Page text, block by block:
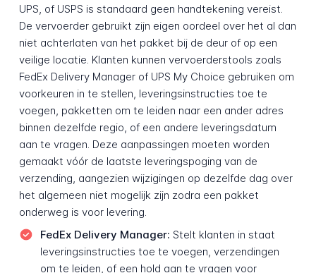
UPS, of USPS is standaard geen handtekening vereist.
De vervoerder gebruikt zijn eigen oordeel over het al dan
niet achterlaten van het pakket bij de deur of op een
veilige locatie. Klanten kunnen vervoerderstools zoals
FedEx Delivery Manager of UPS My Choice gebruiken om
voorkeuren in te stellen, leveringsinstructies toe te
voegen, pakketten om te leiden naar een ander adres
binnen dezelfde regio, of een andere leveringsdatum
aan te vragen. Deze aanpassingen moeten worden
gemaakt vóór de laatste leveringspoging van de
verzending, aangezien wijzigingen op dezelfde dag over
het algemeen niet mogelijk zijn zodra een pakket
onderweg is voor levering.
FedEx Delivery Manager: Stelt klanten in staat
leveringsinstructies toe te voegen, verzendingen
om te leiden, of een hold aan te vragen voor